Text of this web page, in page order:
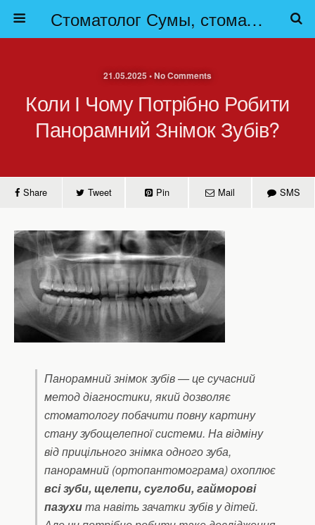
Стоматолог Сумы, стоматологические клиники Сумы, детская стоматология в Сумах. | Частная стоматология Сумы
21.05.2025 • No Comments
Коли І Чому Потрібно Робити
Панорамний Знімок Зубів?
Share Tweet Pin Mail SMS
Панорамний знімок зубів — це сучасний
метод діагностики, який дозволяє
стоматологу побачити повну картину
стану зубощелепної системи. На відміну
від прицільного знімка одного зуба,
панорамний (ортопантомограма) охоплює
всі зуби, щелепи, суглоби, гайморові
пазухита навіть зачатки зубів у дітей.